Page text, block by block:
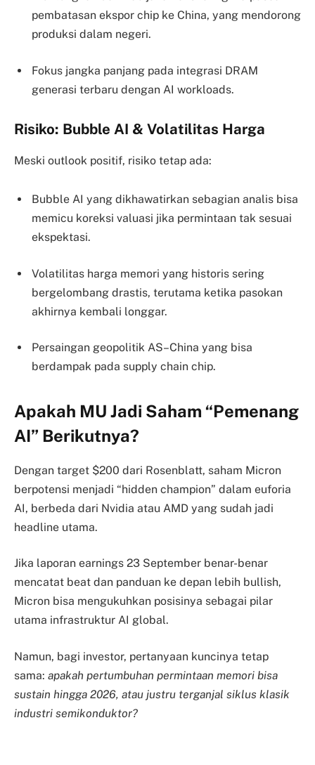
pembatasan ekspor chip ke China, yang mendorong
produksi dalam negeri.
Fokus jangka panjang pada integrasi DRAM
generasi terbaru dengan AI workloads.
Risiko: Bubble AI & Volatilitas Harga
Meski outlook positif, risiko tetap ada:
Bubble AI yang dikhawatirkan sebagian analis bisa
memicu koreksi valuasi jika permintaan tak sesuai
ekspektasi.
Volatilitas harga memori yang historis sering
bergelombang drastis, terutama ketika pasokan
akhirnya kembali longgar.
Persaingan geopolitik AS–China yang bisa
berdampak pada supply chain chip.
Apakah MU Jadi Saham “Pemenang
AI” Berikutnya?
Dengan target $200 dari Rosenblatt, saham Micron
berpotensi menjadi “hidden champion” dalam euforia
AI, berbeda dari Nvidia atau AMD yang sudah jadi
headline utama.
Jika laporan earnings 23 September benar-benar
mencatat beat dan panduan ke depan lebih bullish,
Micron bisa mengukuhkan posisinya sebagai pilar
utama infrastruktur AI global.
Namun, bagi investor, pertanyaan kuncinya tetap
sama: apakah pertumbuhan permintaan memori bisa
sustain hingga 2026, atau justru terganjal siklus klasik
industri semikonduktor?